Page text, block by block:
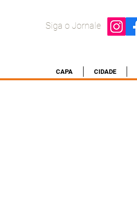
Siga o Jornale
CAPA CIDADE